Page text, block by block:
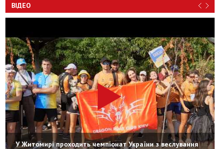
ВІДЕО
У Житомирі проходить чемпіонат України з веслування